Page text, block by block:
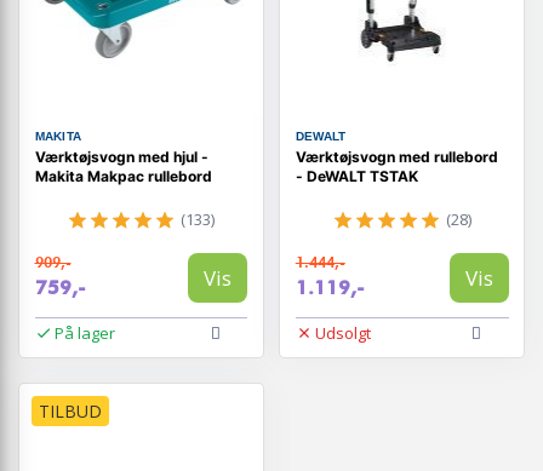
MAKITA
Værktøjsvogn med hjul -
Makita Makpac rullebord
(133)
909,-
759,- Vis
På lager
DEWALT
Værktøjsvogn med rullebord
- DeWALT TSTAK
(28)
1.444,-
1.119,- Vis
Udsolgt
TILBUD